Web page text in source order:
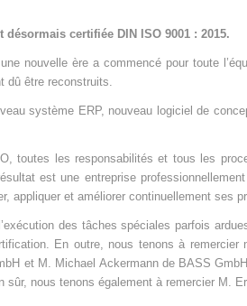
certifiée DIN ISO 9001 : 2015.
nouvelle ère a commencé pour toute
dû être reconstruits.
système ERP, nouveau logiciel de
toutes les responsabilités et tous les
est une entreprise
appliquer et améliorer continuellement ses
des tâches spéciales parfois
En outre, nous tenons à remercier
et M. Michael Ackermann de BASS
nous tenons également à remercier M.